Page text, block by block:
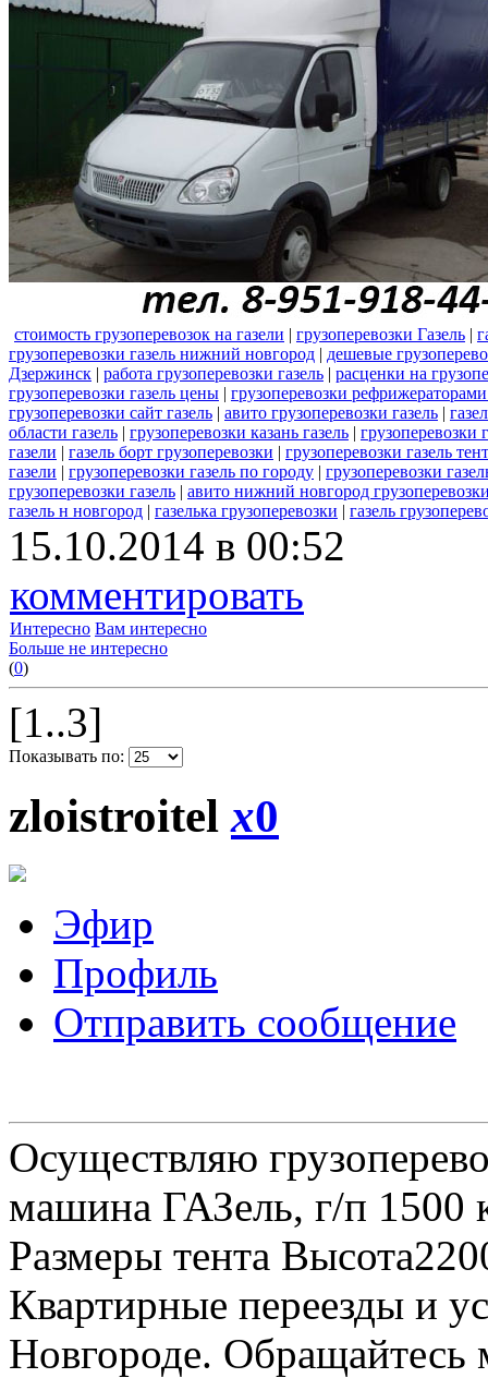
стоимость грузоперевозок на газели | грузоперевозки Газель |
грузоперевозки газель нижний новгород | дешевые
Дзержинск | работа грузоперевозки газель | расценки на
грузоперевозки газель цены | грузоперевозки рефрижераторами
грузоперевозки сайт газель | авито грузоперевозки газель |
области газель | грузоперевозки казань газель | грузоперевозки
газели | газель борт грузоперевозки | грузоперевозки газель тент
газели | грузоперевозки газель по городу | грузоперевозки
грузоперевозки газель | авито нижний новгород
газель н новгород | газелька грузоперевозки | газель
15.10.2014 в 00:52
комментировать
Интересно Вам интересно
Больше не интересно
(0)
[1..3]
Показывать по:
zloistroitelx0
Эфир
Профиль
Отправить сообщение
Осуществляю
машина ГАЗель, г/п 1500
Размеры тента
Квартирные переезды и
Новгороде.